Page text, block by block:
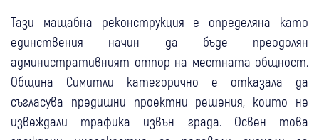
Тази мащабна реконструкция е определяна като
единствения начин да бъде преодолян
административният отпор на местната общност.
Община Симитли категорично е отказала да
съгласува предишни проектни решения, които не
извеждали трафика извън града. Освен това